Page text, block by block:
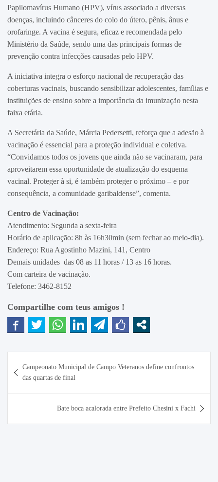
Papilomavírus Humano (HPV), vírus associado a diversas
doenças, incluindo cânceres do colo do útero, pênis, ânus e
orofaringe. A vacina é segura, eficaz e recomendada pelo
Ministério da Saúde, sendo uma das principais formas de
prevenção contra infecções causadas pelo HPV.
A iniciativa integra o esforço nacional de recuperação das
coberturas vacinais, buscando sensibilizar adolescentes, famílias e
instituições de ensino sobre a importância da imunização nesta
faixa etária.
A Secretária da Saúde, Márcia Pedersetti, reforça que a adesão à
vacinação é essencial para a proteção individual e coletiva.
“Convidamos todos os jovens que ainda não se vacinaram, para
aproveitarem essa oportunidade de atualização do esquema
vacinal. Proteger à si, é também proteger o próximo – e por
consequência, a comunidade garibaldense”, comenta.
Centro de Vacinação:
Atendimento: Segunda a sexta-feira
Horário de aplicação: 8h às 16h30min (sem fechar ao meio-dia).
Endereço: Rua Agostinho Mazini, 141, Centro
Demais unidades das 08 as 11 horas / 13 as 16 horas.
Com carteira de vacinação.
Telefone: 3462-8152
Compartilhe com teus amigos !
de
Post
Campeonato Municipal de Campo Veteranos define confrontos
das quartas de final
Bate boca acalorada entre Prefeito Chesini x Fachi